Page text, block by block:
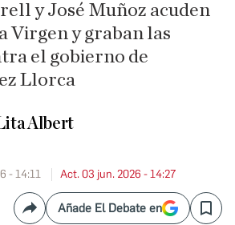
y José Muñoz acuden
Virgen y graban las
el gobierno de
Llorca
Albert
- 14:11 Act. 03 jun. 2026 - 14:27
CompartirAñade El Debate en Save